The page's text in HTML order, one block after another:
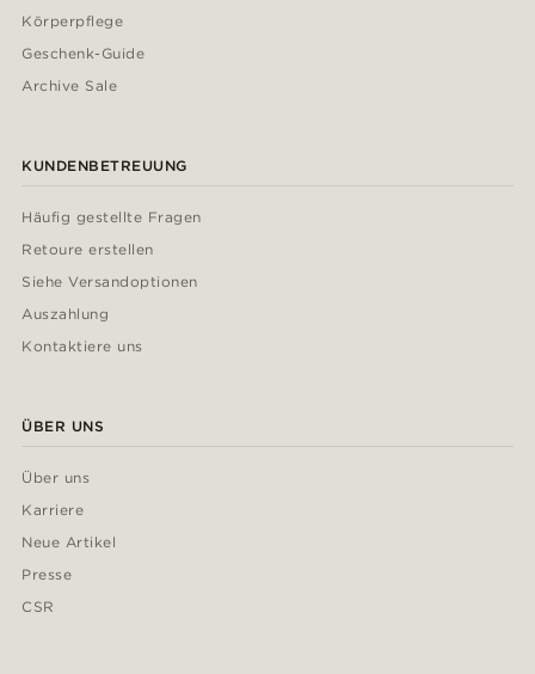
Körperpflege
Geschenk-Guide
Archive Sale
KUNDENBETREUUNG
Häufig gestellte Fragen
Retoure erstellen
Siehe Versandoptionen
Auszahlung
Kontaktiere uns
ÜBER UNS
Über uns
Karriere
Neue Artikel
Presse
CSR